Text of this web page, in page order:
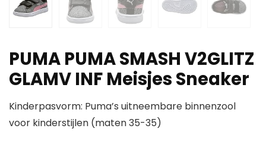
PUMA PUMA SMASH V2GLITZ
GLAMV INF Meisjes Sneaker
Kinderpasvorm: Puma’s uitneembare binnenzool
voor kinderstijlen (maten 35-35)